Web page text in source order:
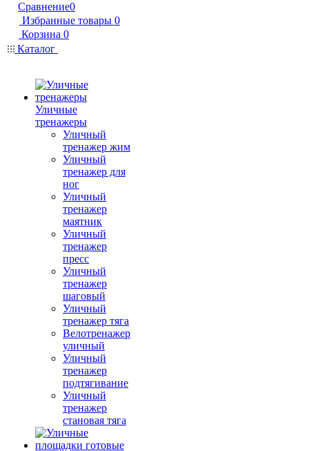
Сравнение0
Избранные товары 0
Корзина 0
Каталог
Уличные
тренажеры
Уличный
тренажер жим
Уличный
тренажер для
ног
Уличный
тренажер
маятник
Уличный
тренажер
пресс
Уличный
тренажер
шаговый
Уличный
тренажер тяга
Велотренажер
уличный
Уличный
тренажер
подтягивание
Уличный
тренажер
становая тяга